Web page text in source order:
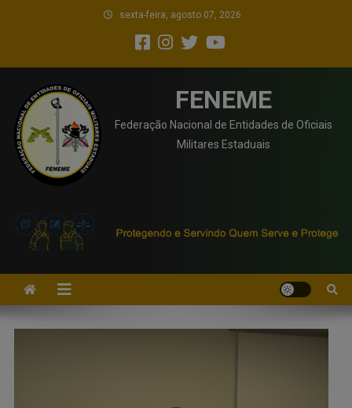
sexta-feira, agosto 07, 2026
FENEME
Federação Nacional de Entidades de Oficiais
Militares Estaduais